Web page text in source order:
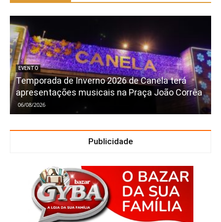
EVENTO
Temporada de Inverno 2026 de Canela terá
apresentações musicais na Praça João Corrêa
06/08/2026
Publicidade